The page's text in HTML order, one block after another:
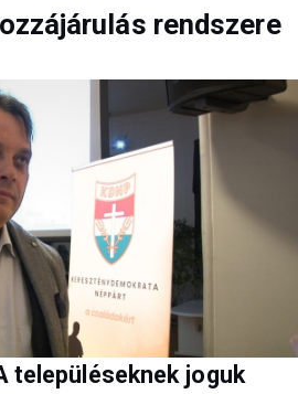
rendszere
településeknek joguk